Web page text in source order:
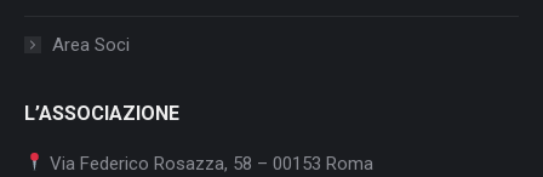
Area Soci
L’ASSOCIAZIONE
Via Federico Rosazza, 58 – 00153 Roma